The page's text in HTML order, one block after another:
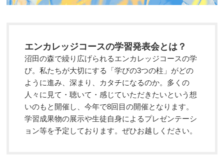
エンカレッジコースの学習発表会とは？
沼田の森で繰り広げられるエンカレッジコースの学
び。私たちが大切にする「学びの3つの柱」がどの
ように進み、深まり、カタチになるのか。多くの
人々に見て・聴いて・感じていただきたいという想
いのもと開催し、今年で8回目の開催となります。
学習成果物の展示や生徒自身によるプレゼンテーシ
ョン等を予定しております。ぜひお越しください。